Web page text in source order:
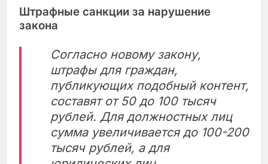
Штрафные санкции за нарушение
закона
Согласно новому закону,
штрафы для граждан,
публикующих подобный контент,
составят от 50 до 100 тысяч
рублей. Для должностных лиц
сумма увеличивается до 100-200
тысяч рублей, а для